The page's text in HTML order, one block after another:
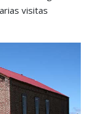
visitas